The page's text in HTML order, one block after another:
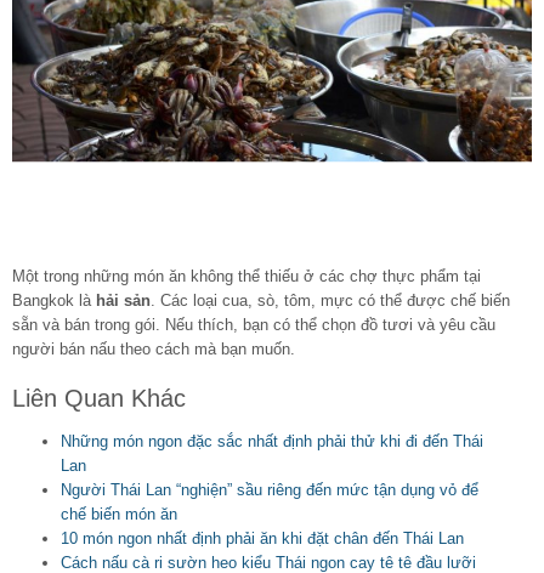
Một trong những món ăn không thể thiếu ở các chợ thực phẩm tại
Bangkok là hải sản . Các loại cua, sò, tôm, mực có thể được chế biến
sẵn và bán trong gói. Nếu thích, bạn có thể chọn đồ tươi và yêu cầu
người bán nấu theo cách mà bạn muốn.
Liên Quan Khác
Những món ngon đặc sắc nhất định phải thử khi đi đến Thái
Lan
Người Thái Lan “nghiện” sầu riêng đến mức tận dụng vỏ để
chế biến món ăn
10 món ngon nhất định phải ăn khi đặt chân đến Thái Lan
Cách nấu cà ri sườn heo kiểu Thái ngon cay tê tê đầu lưỡi